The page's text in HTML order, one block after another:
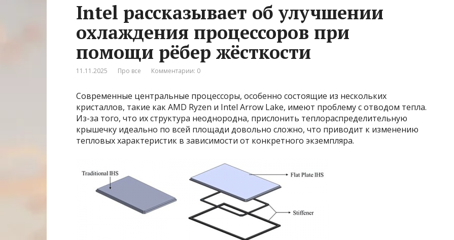
Intel рассказывает об улучшении
охлаждения процессоров при
помощи рёбер жёсткости
11.11.2025 Про все Комментарии: 0
Современные центральные процессоры, особенно состоящие из нескольких
кристаллов, такие как AMD Ryzen и Intel Arrow Lake, имеют проблему с отводом тепла.
Из-за того, что их структура неоднородна, прислонить теплораспределительную
крышечку идеально по всей площади довольно сложно, что приводит к изменению
тепловых характеристик в зависимости от конкретного экземпляра.